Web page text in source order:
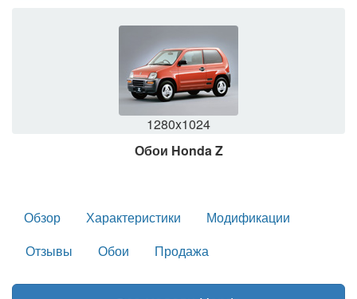
1280x1024
Обои Honda Z
Обзор Характеристики
Модификации
Отзывы
Обои Продажа